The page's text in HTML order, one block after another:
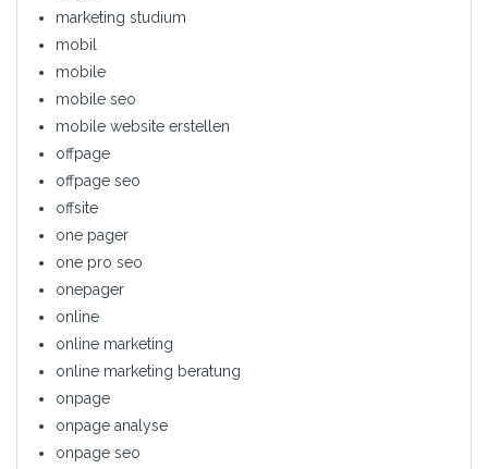
marketing studium
mobil
mobile
mobile seo
mobile website erstellen
offpage
offpage seo
offsite
one pager
one pro seo
onepager
online
online marketing
online marketing beratung
onpage
onpage analyse
onpage seo